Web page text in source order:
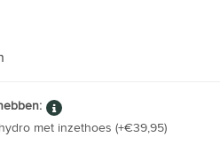
met inzethoes (+€39,95)